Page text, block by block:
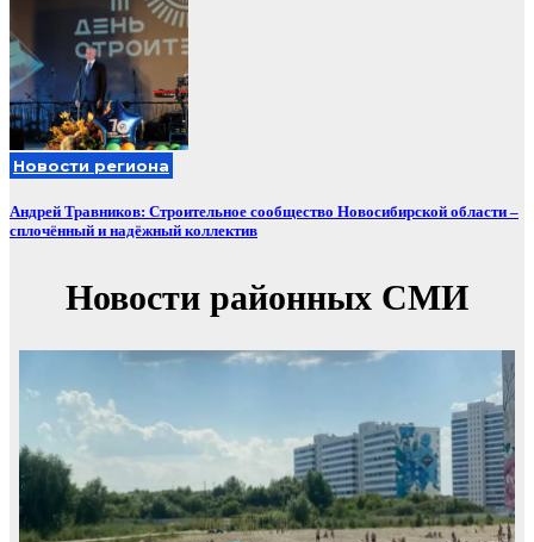
Новости региона
Андрей Травников: Строительное сообщество Новосибирской области –
сплочённый и надёжный коллектив